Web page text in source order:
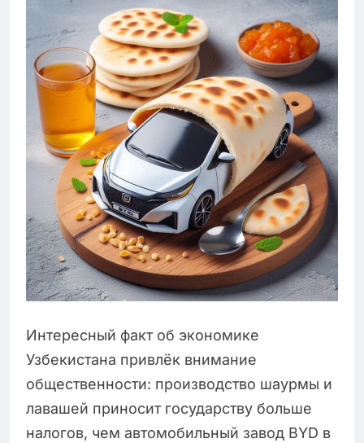
Интересный факт об экономике
Узбекистана привлёк внимание
общественности: производство шаурмы и
лавашей приносит государству больше
налогов, чем автомобильный завод BYD в